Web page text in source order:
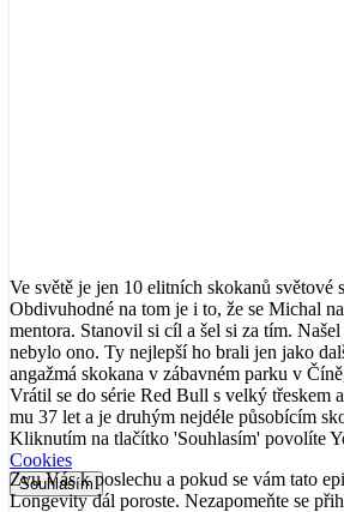
Ve světě je jen 10 elitních skokanů
Obdivuhodné na tom je i to, že se Michal
mentora. Stanovil si cíl a šel si za tím.
nebylo ono. Ty nejlepší ho brali jen jako
angažmá skokana v zábavném parku v
Vrátil se do série Red Bull s velký třeskem
mu 37 let a je druhým nejdéle působícím
Kliknutím na tlačítko 'Souhlasím' povolíte
Cookies
Souhlasím
Zvu Vás k poslechu a pokud se vám tato
Longevity dál poroste. Nezapomeňte se